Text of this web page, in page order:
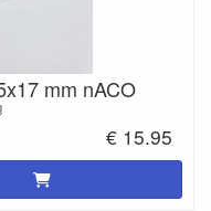
mm nACO
€ 15.95